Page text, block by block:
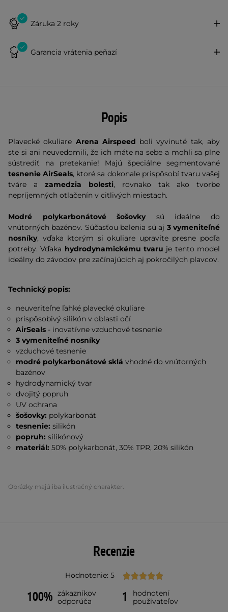
Záruka 2 roky
Garancia vrátenia peňazí
Popis
Plavecké okuliare Arena Airspeed boli vyvinuté tak, aby
ste si ani neuvedomili, že ich máte na sebe a mohli sa plne
sústrediť na pretekanie! Majú špeciálne segmentované
tesnenie AirSeals, ktoré sa dokonale prispôsobí tvaru vašej
tváre a zamedzia bolesti, rovnako tak ako tvorbe
nepríjemných otlačenín v citlivých miestach.
Modré polykarbonátové šošovkysú ideálne do
vnútorných bazénov. Súčasťou balenia sú aj 3 vymeniteľné
nosníky, vďaka ktorým si okuliare upravíte presne podľa
potreby. Vďaka hydrodynamickému tvaru je tento model
ideálny do závodov pre začínajúcich aj pokročilých plavcov.
Technický popis:
neuveriteľne ľahké plavecké okuliare
prispôsobivý silikón v oblasti očí
AirSeals - inovatívne vzduchové tesnenie
3 vymeniteľné nosníky
vzduchové tesnenie
modré polykarbonátové sklá vhodné do vnútorných
bazénov
hydrodynamický tvar
dvojitý popruh
UV ochrana
šošovky: polykarbonát
tesnenie: silikón
popruh: silikónový
materiál: 50% polykarbonát, 30% TPR, 20% silikón
Obrázky majú iba ilustračný charakter.
Recenzie
Hodnotenie: 5
100% zákazníkov
odporúča
1
hodnotení
používateľov